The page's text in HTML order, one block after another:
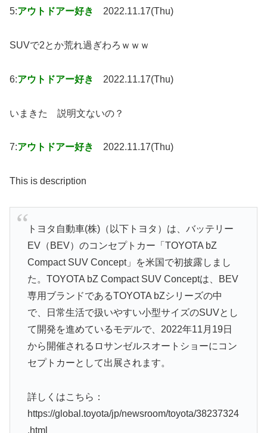
5:アウトドアー好き 2022.11.17(Thu)
SUVで2とか荒れ過ぎわろｗｗｗ
6:アウトドアー好き 2022.11.17(Thu)
いまきた 説明文ないの？
7:アウトドアー好き 2022.11.17(Thu)
This is description
トヨタ自動車(株)（以下トヨタ）は、バッテリー
EV（BEV）のコンセプトカー「TOYOTA bZ
Compact SUV Concept」を米国で初披露しまし
た。TOYOTA bZ Compact SUV Conceptは、BEV
専用ブランドであるTOYOTA bZシリーズの中
で、日常生活で扱いやすい小型サイズのSUVとし
て開発を進めているモデルで、2022年11月19日
から開催されるロサンゼルスオートショーにコン
セプトカーとして出展されます。
詳しくはこちら：
https://global.toyota/jp/newsroom/toyota/38237324
.html